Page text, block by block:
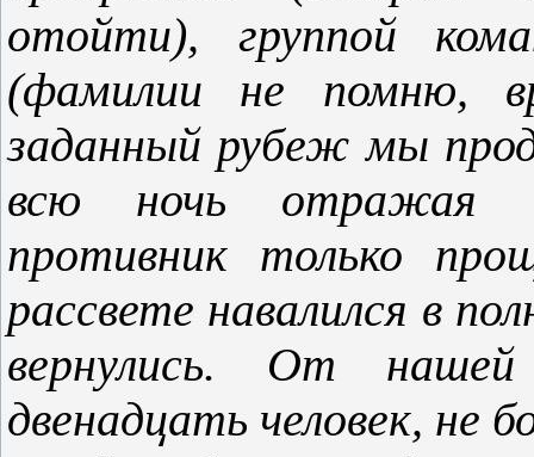
отойти), группой
(фамилии не помню,
заданный рубеж мы
всю ночь отражая
противник только
рассвете навалился в
вернулись. От
двенадцать человек,